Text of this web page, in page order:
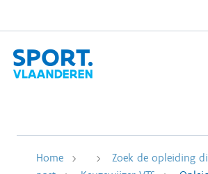
Home
Zoek de opleiding